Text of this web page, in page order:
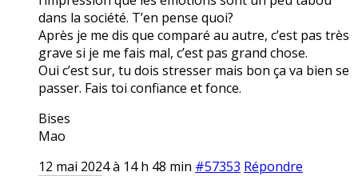
dans la société. T’en pense quoi?
Après je me dis que comparé au autre, c’est pas très
grave si je me fais mal, c’est pas grand chose.
Oui c’est sur, tu dois stresser mais bon ça va bien se
passer. Fais toi confiance et fonce.
Bises
Mao
12 mai 2024 à 14 h 48 min #57353 Répondre